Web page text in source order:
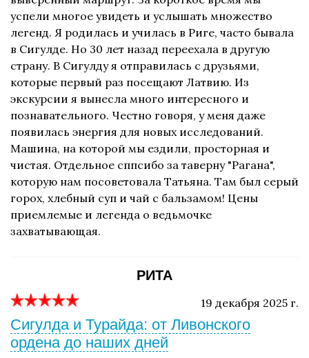
успели многое увидеть и услышать множество
легенд. Я родилась и училась в Риге, часто бывала
в Сигулде. Но 30 лет назад переехала в другую
страну. В Сигулду я отправилась с друзьями,
которые первый раз посещают Латвию. Из
экскурсии я вынесла много интересного и
познавательного. Честно говоря, у меня даже
появилась энергия для новых исследований.
Машина, на которой мы ездили, просторная и
чистая. Отдельное сппсибо за таверну "Рагана",
которую нам посоветовала Татьяна. Там был серый
горох, хлебный суп и чай с бальзамом! Цены
приемлемые и легенда о ведьмочке
захватывающая.
РИТА
19 декабря 2025 г.
Сигулда и Турайда: от Ливонского
ордена до наших дней